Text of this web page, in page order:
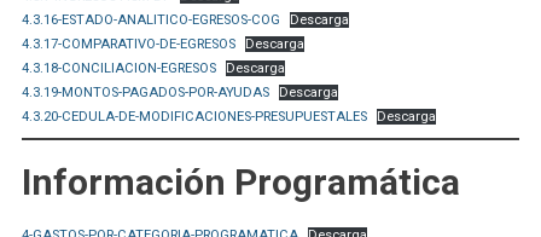
4.3.16-ESTADO-ANALITICO-EGRESOS-COG
Descarga
4.3.17-COMPARATIVO-DE-EGRESOS
Descarga
4.3.18-CONCILIACION-EGRESOS
Descarga
4.3.19-MONTOS-PAGADOS-POR-AYUDAS
Descarga
4.3.20-CEDULA-DE-MODIFICACIONES-PRESUPUESTALES
Descarga
Información Programática